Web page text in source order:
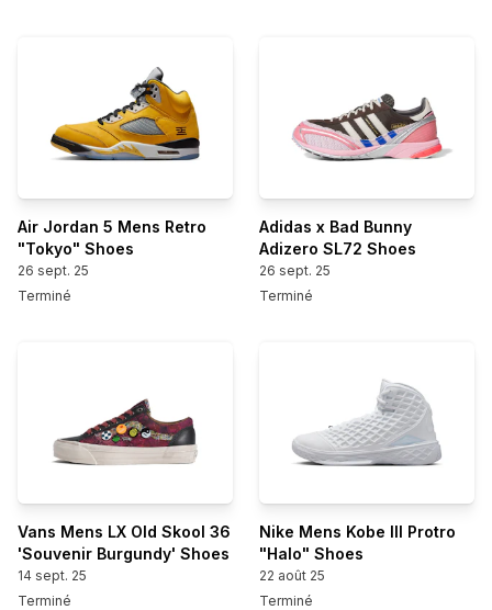
Air Jordan 5 Mens Retro
"Tokyo" Shoes
26 sept. 25
Terminé
Adidas x Bad Bunny
Adizero SL72 Shoes
26 sept. 25
Terminé
Vans Mens LX Old Skool 36
'Souvenir Burgundy' Shoes
14 sept. 25
Terminé
Nike Mens Kobe III Protro
"Halo" Shoes
22 août 25
Terminé